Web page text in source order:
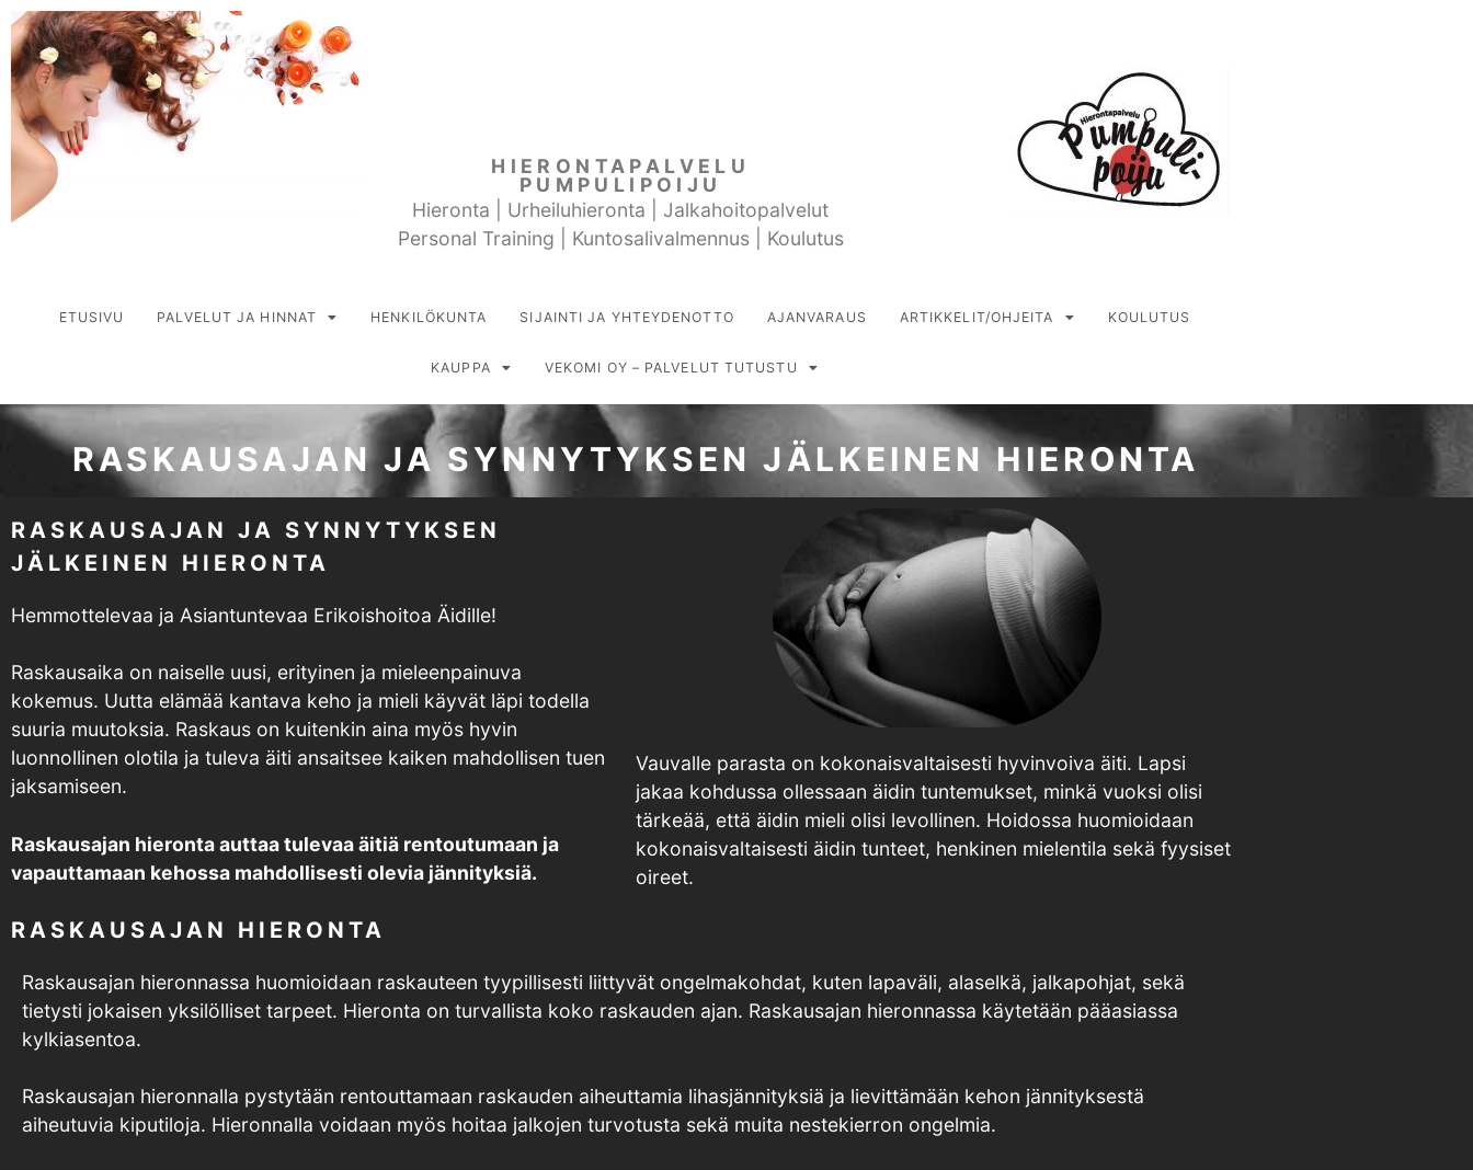
HIERONTAPALVELU
PUMPULIPOIJU
Hieronta | Urheiluhieronta | Jalkahoitopalvelut
Personal Training | Kuntosalivalmennus | Koulutus
ETUSIVU PALVELUT JA HINNAT HENKILÖKUNTA SIJAINTI JA YHTEYDENOTTO AJANVARAUS ARTIKKELIT/OHJEITA KOULUTUS
KAUPPA VEKOMI OY – PALVELUT TUTUSTU
RASKAUSAJAN JA SYNNYTYKSEN JÄLKEINEN HIERONTA
RASKAUSAJAN JA SYNNYTYKSEN
JÄLKEINEN HIERONTA
Hemmottelevaa ja Asiantuntevaa Erikoishoitoa Äidille!
Raskausaika on naiselle uusi, erityinen ja mieleenpainuva
kokemus. Uutta elämää kantava keho ja mieli käyvät läpi todella
suuria muutoksia. Raskaus on kuitenkin aina myös hyvin
luonnollinen olotila ja tuleva äiti ansaitsee kaiken mahdollisen tuen
jaksamiseen.
Raskausajan hieronta auttaa tulevaa äitiä rentoutumaan ja
vapauttamaan kehossa mahdollisesti olevia jännityksiä.
Vauvalle parasta on kokonaisvaltaisesti hyvinvoiva äiti. Lapsi
jakaa kohdussa ollessaan äidin tuntemukset, minkä vuoksi olisi
tärkeää, että äidin mieli olisi levollinen. Hoidossa huomioidaan
kokonaisvaltaisesti äidin tunteet, henkinen mielentila sekä fyysiset
oireet.
RASKAUSAJAN HIERONTA
Raskausajan hieronnassa huomioidaan raskauteen tyypillisesti liittyvät ongelmakohdat, kuten lapaväli, alaselkä, jalkapohjat, sekä
tietysti jokaisen yksilölliset tarpeet. Hieronta on turvallista koko raskauden ajan. Raskausajan hieronnassa käytetään pääasiassa
kylkiasentoa.
Raskausajan hieronnalla pystytään rentouttamaan raskauden aiheuttamia lihasjännityksiä ja lievittämään kehon jännityksestä
aiheutuvia kiputiloja. Hieronnalla voidaan myös hoitaa jalkojen turvotusta sekä muita nestekierron ongelmia.